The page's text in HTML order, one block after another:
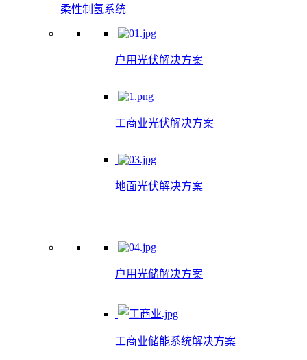
柔性制氢系统
户用光伏解决方案
工商业光伏解决方案
地面光伏解决方案
户用光储解决方案
工商业储能系统解决方案